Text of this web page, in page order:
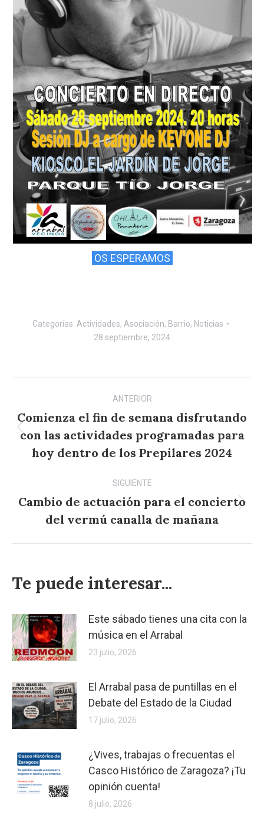
OS ESPERAMOS
Categorías: Actividades, Asociación, Barrio, Noticias
28 septiembre, 2024
Navegación
entre
publicaciones
ANTERIOR
Publicación
anterior:
Comienza el fin de semana disfrutando
con las actividades programadas para
hoy dentro de los Prepilares 2024
SIGUIENTE
Publicación
siguiente:
Cambio de actuación para el concierto
del vermú canalla de mañana
Te puede interesar...
Este sábado tienes una cita con la
música en el Arrabal
23 julio, 2026
El Arrabal pasa de puntillas en el
Debate del Estado de la Ciudad
17 julio, 2026
¿Vives, trabajas o frecuentas el
Casco Histórico de Zaragoza? ¡Tu
opinión cuenta!
8 julio, 2026